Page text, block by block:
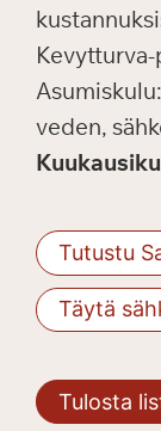
veden,
Tutustu
Täytä
Tulosta